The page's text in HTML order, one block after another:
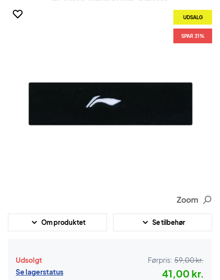
UDSALG
SPAR 31%
Zoom
Om produktet Se tilbehør
Udsolgt
Se lagerstatus
Førpris: 59,00 kr.
41,00 kr.